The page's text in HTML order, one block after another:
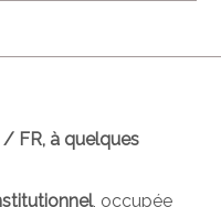
/ FR, à quelques
, occupée